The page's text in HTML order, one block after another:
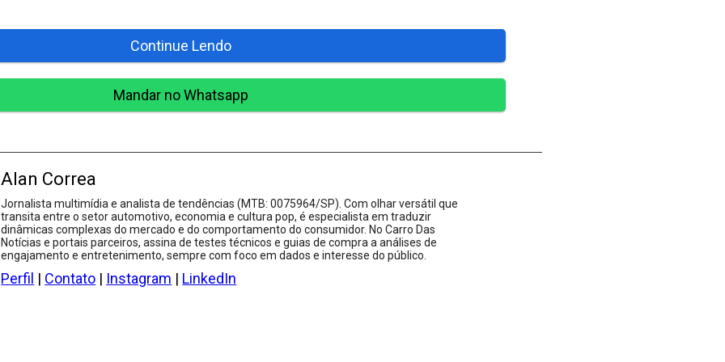
Continue Lendo
Mandar no Whatsapp
Alan Correa
Jornalista multimídia e analista de tendências (MTB: 0075964/SP). Com olhar versátil que
transita entre o setor automotivo, economia e cultura pop, é especialista em traduzir
dinâmicas complexas do mercado e do comportamento do consumidor. No Carro Das
Notícias e portais parceiros, assina de testes técnicos e guias de compra a análises de
engajamento e entretenimento, sempre com foco em dados e interesse do público.
Perfil | Contato | Instagram | LinkedIn